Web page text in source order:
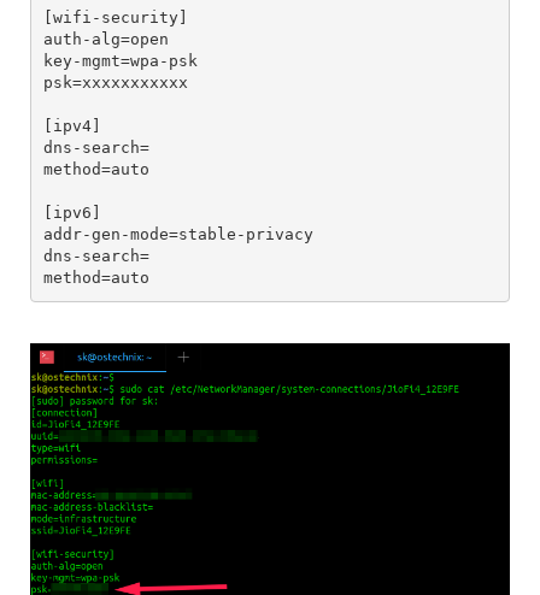
[wifi-security]
auth-alg=open
key-mgmt=wpa-psk
psk=xxxxxxxxxxx
[ipv4]
dns-search=
method=auto
[ipv6]
addr-gen-mode=stable-privacy
dns-search=
method=auto